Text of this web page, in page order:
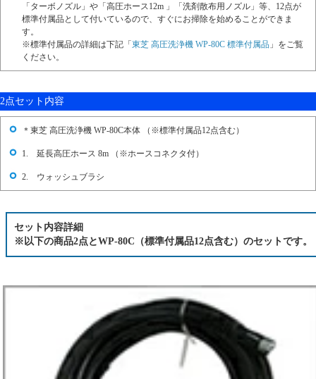
「ターボノズル」や「高圧ホース12m 」「洗剤散布用ノズル」等、12点が
標準付属品として付いているので、すぐにお掃除を始めることができま
す。
※標準付属品の詳細は下記「東芝 高圧洗浄機 WP-80C 標準付属品 」をご覧
ください。
2点セット内容
＊東芝 高圧洗浄機 WP-80C本体 （※標準付属品12点含む）
1. 延長高圧ホース 8m （※ホースコネクタ付）
2. ウォッシュブラシ
セット内容詳細
※以下の商品2点とWP-80C（標準付属品12点含む）のセットです。